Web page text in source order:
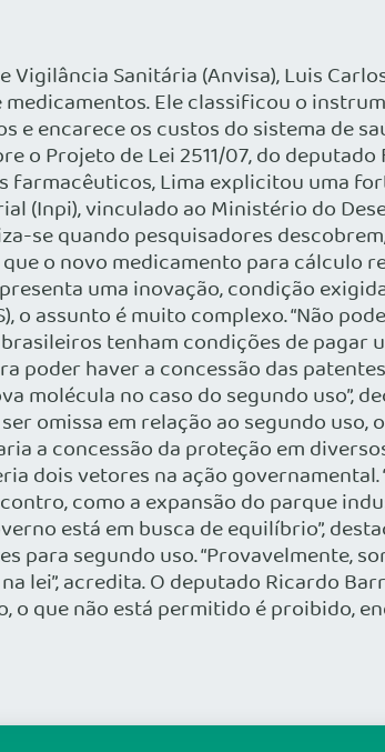
Sanitária (Anvisa), Luis
Ele classificou o
e encarece os custos do sistema de
o Projeto de Lei 2511/07, do deputado
Lima explicitou uma
(Inpi), vinculado ao Ministério do
se quando pesquisadores
o novo medicamento para cálculo
uma inovação, condição
o assunto é muito complexo. “Não
tenham condições de pagar
poder haver a concessão das
molécula no caso do segundo uso”,
omissa em relação ao segundo
a concessão da proteção em
dois vetores na ação
como a expansão do parque
está em busca de equilíbrio”,
segundo uso. “Provavelmente,
lei”, acredita. O deputado Ricardo
o que não está permitido é proibido,